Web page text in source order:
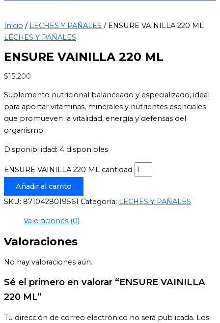
Inicio / LECHES Y PAÑALES / ENSURE VAINILLA 220 ML
LECHES Y PAÑALES
ENSURE VAINILLA 220 ML
$15.200
Suplemento nutricional balanceado y especializado, ideal
para aportar vitaminas, minerales y nutrientes esenciales
que promueven la vitalidad, energía y defensas del
organismo.
Disponibilidad: 4 disponibles
ENSURE VAINILLA 220 ML cantidad
Añadir al carrito
SKU: 8710428019561 Categoría: LECHES Y PAÑALES
Valoraciones (0)
Valoraciones
No hay valoraciones aún.
Sé el primero en valorar “ENSURE VAINILLA
220 ML”
Tu dirección de correo electrónico no será publicada. Los